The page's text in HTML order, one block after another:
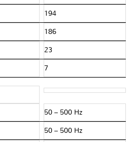
194
186
23
7
50 – 500 Hz
50 – 500 Hz